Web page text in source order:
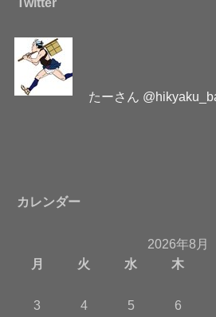
たーさん
カレンダー
2026年8月
月
火 水 木
3
4 5 6